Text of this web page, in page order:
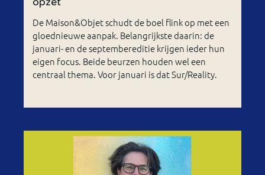
De Maison&Objet schudt de boel flink op met een
gloednieuwe aanpak. Belangrijkste daarin: de
januari- en de septembereditie krijgen ieder hun
eigen focus. Beide beurzen houden wel een
centraal thema. Voor januari is dat Sur/Reality.